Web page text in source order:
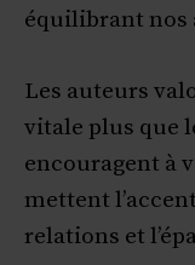
équilibrant nos
Les auteurs
vitale plus que
encouragent à
mettent
relations et